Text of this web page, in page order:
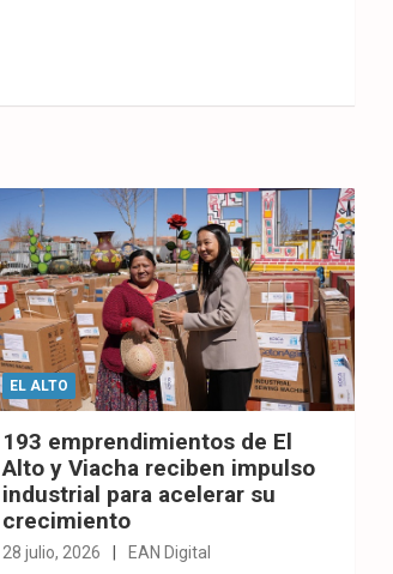
EL ALTO
193 emprendimientos de El
Alto y Viacha reciben impulso
industrial para acelerar su
crecimiento
28 julio, 2026 EAN Digital